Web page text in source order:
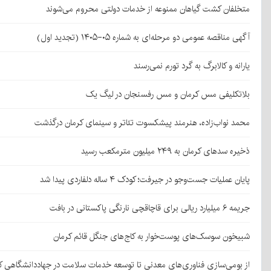
متخلفان کشت گیاهان ممنوعه از خدمات دولتی محروم می‌شوند
آگهی مناقصه عمومی دو مرحله‌ای به شماره ۰۵-۱۴۰۵ (تجدید اول)
یارانه و کالابرگ به گرد تورم نمی‌رسند
بلاتکلیفی مس کرمان و مس رفسنجان در لیگ یک
محمد نواب‌زاده، هنرمند پیشکسوت تئاتر و سینمای کرمان درگذشت
ذخیره سدهای کرمان به ۲۴۹ میلیون مترمکعب رسید
پایان عملیات جست‌وجو در جیرفت؛ کودک ۴ ساله دلفاردی پیدا شد
جریمه ۶ میلیارد ریالی برای قاچاقچی نارنگی پاکستانی در بافت
شبیخون سوسک‌های پوست‌خوار به کاج‌های جنگل قائم کرمان
از بومی‌سازی فناوری‌های معدنی تا توسعه خدمات سلامت در جهاددانشگاهی